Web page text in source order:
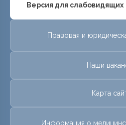
Версия для слабовидящих
Правовая и
Наши
Карта
Информация о